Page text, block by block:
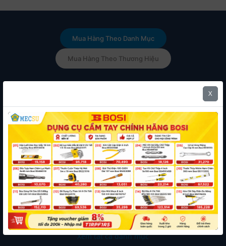
Mua Hàng Theo Danh Mục
Mua Hàng Theo Thương Hiệu
Biệt 8.8
Bulong
Tán -
Đai Ốc
Phe Gài
Tán
Hàn -
Weldnut
Răng
Phe Gài
Trục
Phe Gài
Trục
Inox
Phẳng
Đen
Vít Bi
Nhún
(Ball
Plunger)
Tán Lục
Giác
Inox
Lông
Đền
Tiếp
Xúc
Tán
Keo -
Lock
Nut
Vít Tự
Khoan
Ty Ren
-
Vít Lò
Xo
(Spring
Plunger)
Xem tất cả danh mục
X